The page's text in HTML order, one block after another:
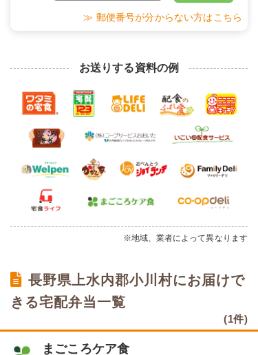
≫ 郵便番号が分からない方はこちら
お送りする資料の例
※地域、業者によって異なります
長野県上水内郡小川村にお届けで
きる宅配弁当一覧
(1件)
まごころケア食